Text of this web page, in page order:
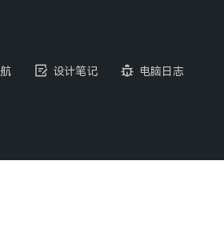
设计笔记 电脑日志